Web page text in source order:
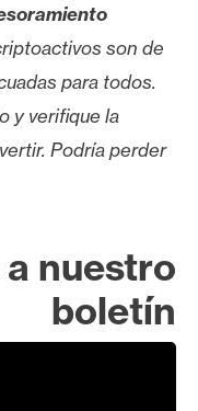
son de
para todos.
y verifique la
Podría perder
nuestro
boletín